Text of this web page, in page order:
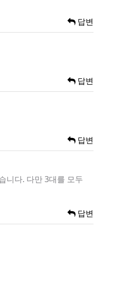
답변
답변
답변
니다. 다만 3대를 모두
답변